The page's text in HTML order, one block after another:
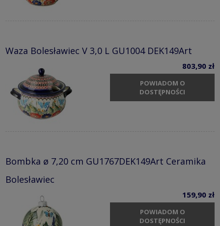
Waza Bolesławiec V 3,0 L GU1004 DEK149Art
803,90 zł
POWIADOM O
DOSTĘPNOŚCI
Bombka ø 7,20 cm GU1767DEK149Art Ceramika
Bolesławiec
159,90 zł
POWIADOM O
DOSTĘPNOŚCI